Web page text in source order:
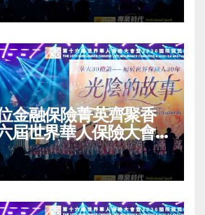
Annual
Grandly Held
金融保險菁英齊聚香
屆世界華人保險大會
龍獎IDA年會盛大舉